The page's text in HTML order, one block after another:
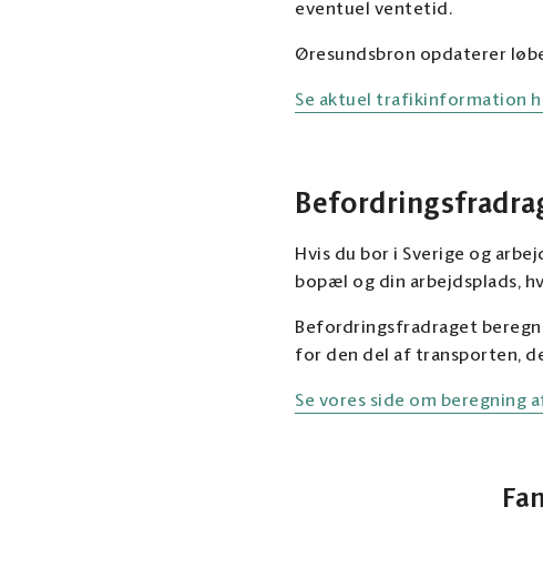
eventuel ventetid.
Øresundsbron opdaterer
Se aktuel trafikinformation
Hvis du bor i Sverige og
bopæl og din arbejdsplads,
Befordringsfradraget
for den del af transporten,
Se vores side om beregning